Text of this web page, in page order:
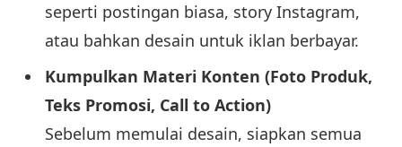
seperti postingan biasa, story Instagram,
atau bahkan desain untuk iklan berbayar.
Kumpulkan Materi Konten (Foto Produk,
Teks Promosi, Call to Action)
Sebelum memulai desain, siapkan semua